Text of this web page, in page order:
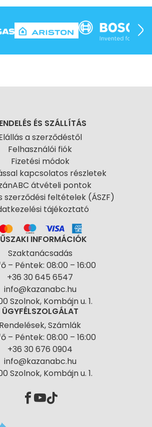
ÉS SZÁLLÍTÁS
a szerződéstől
Felhasználói fiók
Fizetési módok
kapcsolatos részletek
átvételi pontok
szerződési feltételek (ÁSZF)
tájékoztató
INFORMÁCIÓK
Szaktanácsadás
– Péntek: 08:00 – 16:00
+36 30 645 6547
info@kazanabc.hu
Szolnok, Kombájn u. 1.
ÜGYFÉLSZOLGÁLAT
Rendelések, Számlák
– Péntek: 08:00 – 16:00
+36 30 676 0904
info@kazanabc.hu
Szolnok, Kombájn u. 1.